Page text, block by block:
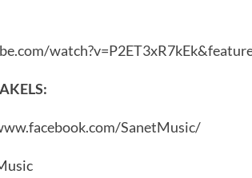
SanetMusic/